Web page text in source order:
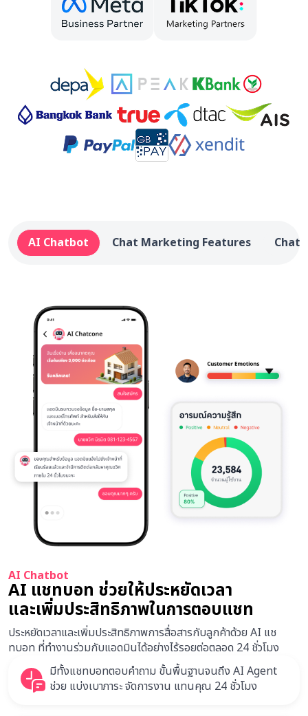
AI Chatbot Chat Marketing Features Chat
AI Chatbot
AI แชทบอท ช่วยให้ประหยัดเวลา
และเพิ่มประสิทธิภาพในการตอบแชท
ประหยัดเวลาและเพิ่มประสิทธิภาพการสื่อสารกับลูกค้าด้วย AI แช
ทบอท ที่ทำงานร่วมกับแอดมินได้อย่างไร้รอยต่อตลอด 24 ชั่วโมง
มีทั้งแชทบอทตอบคำถาม ขั้นพื้นฐานจนถึง AI Agent
ช่วย แบ่งเบาภาระ จัดการงาน แทนคุณ 24 ชั่วโมง